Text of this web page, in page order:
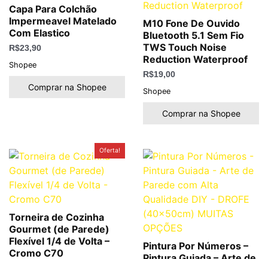
Capa Para Colchão
Impermeavel Matelado
Com Elastico
R$23,90
Shopee
Comprar na Shopee
M10 Fone De Ouvido
Bluetooth 5.1 Sem Fio
TWS Touch Noise
Reduction Waterproof
R$19,00
Shopee
Comprar na Shopee
Oferta!
Torneira de Cozinha
Gourmet (de Parede)
Flexível 1/4 de Volta –
Cromo C70
preço
original
era:
R$80,03.
preço
é:
R$57,63.
Pintura Por Números –